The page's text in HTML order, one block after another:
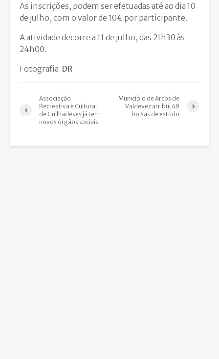
As inscrições, podem ser efetuadas até ao dia 10
de julho, com o valor de 10€ por participante.
A atividade decorre a 11 de julho, das 21h30 às
24h00.
Fotografia: DR
Associação
Recreativa e Cultural
de Guilhadeses já tem
novos órgãos sociais
Município de Arcos de
Valdevez atribui 49
bolsas de estudo